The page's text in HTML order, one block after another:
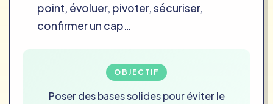
point, évoluer, pivoter, sécuriser,
confirmer un cap…
OBJECTIF
Poser des bases solides pour éviter le